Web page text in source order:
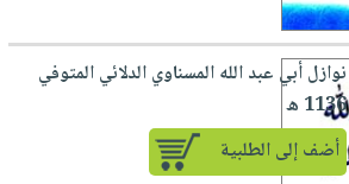
نوازل أبي عبد الله المسناوي الدلائي المتوفي
1136 ه
أضف إلى الطلبية